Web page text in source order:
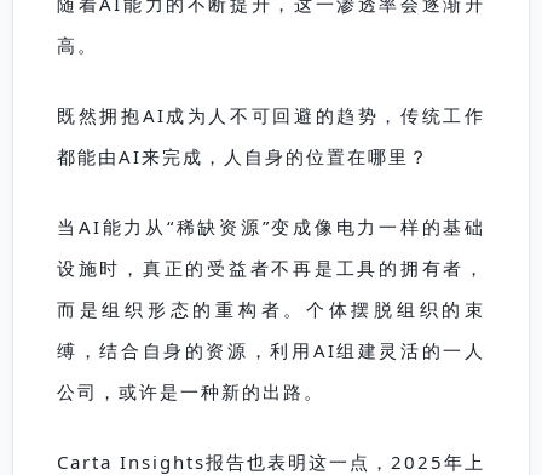
高。
既然拥抱AI成为人不可回避的趋势，传统工作
都能由AI来完成，人自身的位置在哪里？
当AI能力从“稀缺资源”变成像电力一样的基础
设施时，真正的受益者不再是工具的拥有者，
而是组织形态的重构者。个体摆脱组织的束
缚，结合自身的资源，利用AI组建灵活的一人
公司，或许是一种新的出路。
Carta Insights报告也表明这一点，2025年上